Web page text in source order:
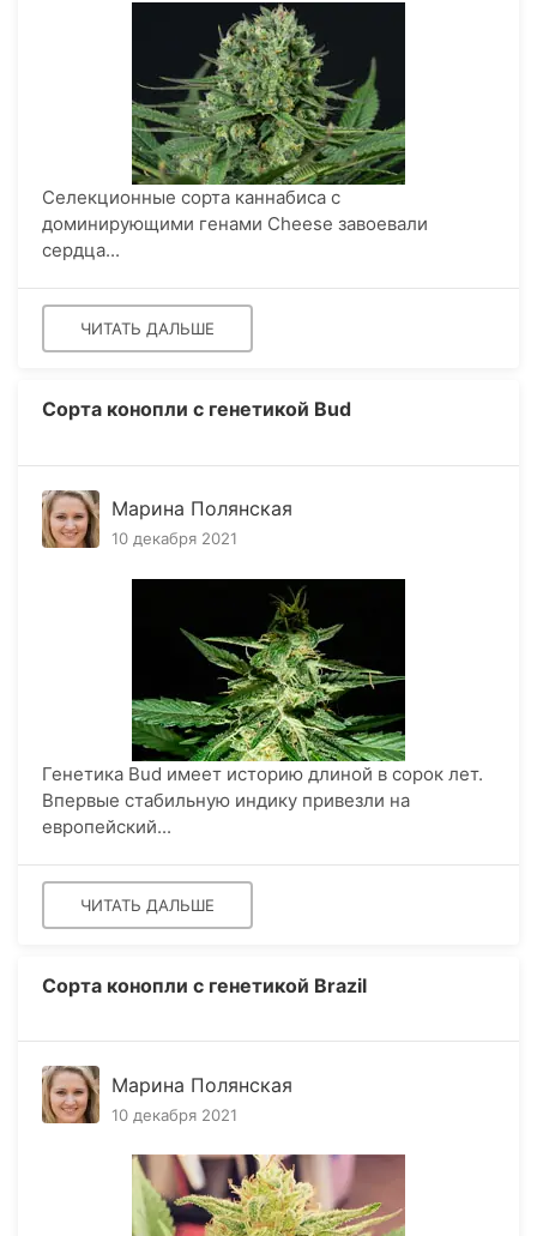
Селекционные сорта каннабиса с
доминирующими генами Cheese завоевали
сердца...
ЧИТАТЬ ДАЛЬШЕ
​Сорта конопли с генетикой Bud
Марина Полянская
10 декабря 2021
Генетика Bud имеет историю длиной в сорок лет.
Впервые стабильную индику привезли на
европейский...
ЧИТАТЬ ДАЛЬШЕ
Сорта конопли с генетикой Brazil
Марина Полянская
10 декабря 2021